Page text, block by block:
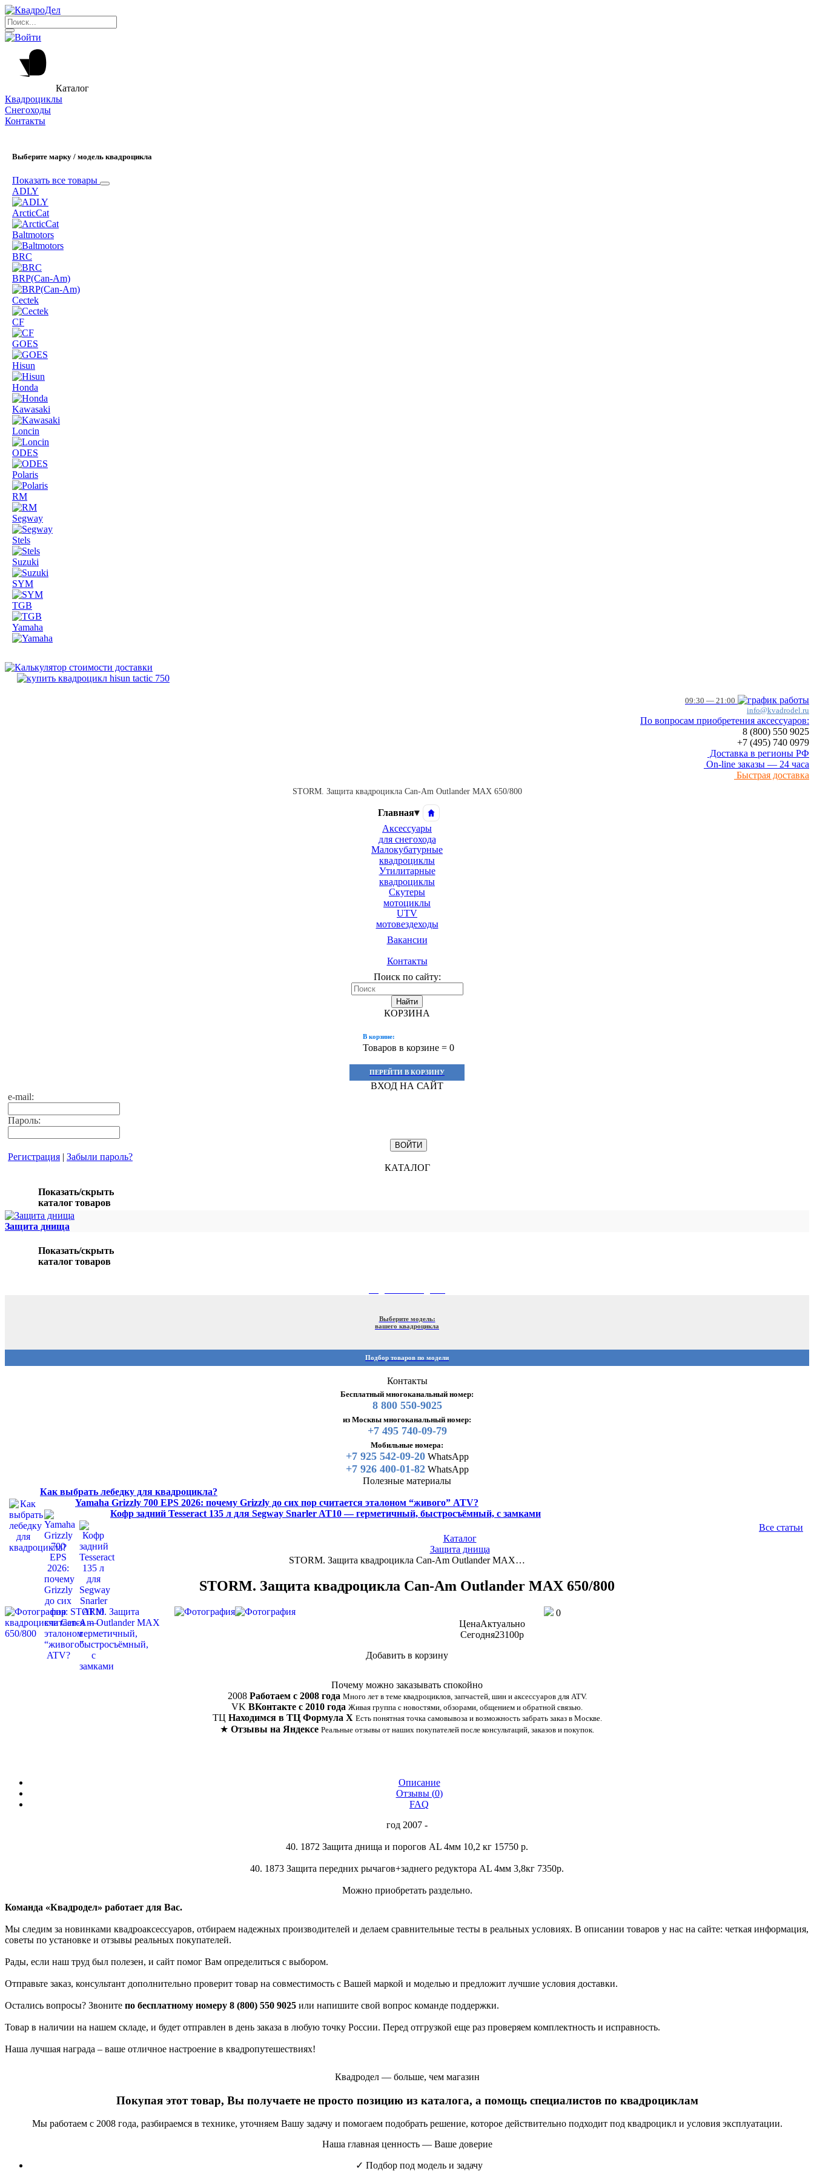
Каталог
Квадроциклы
Снегоходы
Контакты
Выберите марку / модель квадроцикла
Показать все товары
ADLY
ArcticCat
Baltmotors
BRC
BRP(Can-Am)
Cectek
CF
GOES
Hisun
Honda
Kawasaki
Loncin
ODES
Polaris
RM
Segway
Stels
Suzuki
SYM
TGB
Yamaha
09:30 — 21:00
info@kvadrodel.ru
По вопросам приобретения аксессуаров:
8 (800) 550 9025
+7 (495) 740 0979
Доставка в регионы РФ
On-line заказы — 24 часа
Быстрая доставка
STORM. Защита квадроцикла Can-Am Outlander MAX 650/800
Главная▾
Аксессуары
для снегохода
Малокубатурные
квадроциклы
Утилитарные
квадроциклы
Скутеры
мотоциклы
UTV
мотовездеходы
Вакансии
Контакты
Поиск по сайту:
Найти
КОРЗИНА
В корзине:
Товаров в корзине = 0
ПЕРЕЙТИ В КОРЗИНУ
ВХОД НА САЙТ
e-mail:
Пароль:
Регистрация | Забыли пароль?
КАТАЛОГ
Показать/скрыть
каталог товаров
Защита днища
Показать/скрыть
каталог товаров
Выберите модель:
вашего квадроцикла
Подбор товаров по модели
Контакты
Бесплатный многоканальный номер:
8 800 550-9025
из Москвы многоканальный номер:
+7 495 740-09-79
Мобильные номера:
+7 925 542-09-20WhatsApp
+7 926 400-01-82WhatsApp
Полезные материалы
Как выбрать лебедку для квадроцикла?
Yamaha Grizzly 700 EPS 2026: почему Grizzly до сих пор считается эталоном “живого” ATV?
Кофр задний Tesseract 135 л для Segway Snarler AT10 — герметичный, быстросъёмный, с замками
Все статьи
Каталог
Защита днища
STORM. Защита квадроцикла Can-Am Outlander MAX…
STORM. Защита квадроцикла Can-Am Outlander MAX 650/800
0
ЦенаАктуально
Сегодня23100p
Добавить в корзину
Почему можно заказывать спокойно
2008 Работаем с 2008 года Много лет в теме квадроциклов, запчастей, шин и аксессуаров для ATV.
VK ВКонтакте с 2010 года Живая группа с новостями, обзорами, общением и обратной связью.
ТЦ Находимся в ТЦ Формула Х Есть понятная точка самовывоза и возможность забрать заказ в Москве.
★ Отзывы на Яндексе Реальные отзывы от наших покупателей после консультаций, заказов и покупок.
Описание
Отзывы (0)
FAQ
год 2007 -
40. 1872 Защита днища и порогов AL 4мм 10,2 кг 15750 р.
40. 1873 Защита передних рычагов+заднего редуктора AL 4мм 3,8кг 7350р.
Можно приобретать раздельно.
Команда «Квадродел» работает для Вас.
Мы следим за новинками квадроаксессуаров, отбираем надежных производителей и делаем сравнительные тесты в реальных условиях. В описании товаров у нас на сайте: четкая информация,
советы по установке и отзывы реальных покупателей.
Рады, если наш труд был полезен, и сайт помог Вам определиться с выбором.
Отправьте заказ, консультант дополнительно проверит товар на совместимость с Вашей маркой и моделью и предложит лучшие условия доставки.
Остались вопросы? Звоните по бесплатному номеру 8 (800) 550 9025 или напишите свой вопрос команде поддержки.
Товар в наличии на нашем складе, и будет отправлен в день заказа в любую точку России. Перед отгрузкой еще раз проверяем комплектность и исправность.
Наша лучшая награда – ваше отличное настроение в квадропутешествиях!
Квадродел — больше, чем магазин
Покупая этот товар, Вы получаете не просто позицию из каталога, а помощь специалистов по квадроциклам
Мы работаем с 2008 года, разбираемся в технике, уточняем Вашу задачу и помогаем подобрать решение, которое действительно подходит под квадроцикл и условия эксплуатации.
Наша главная ценность — Ваше доверие
✓ Подбор под модель и задачу